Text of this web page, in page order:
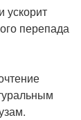
ускорит
перепада